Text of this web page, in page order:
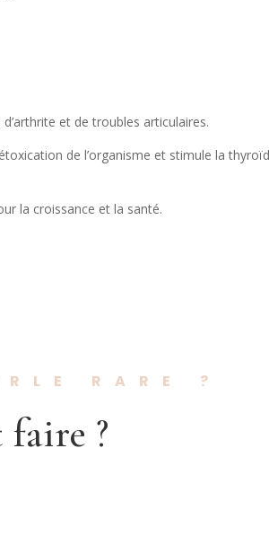
et de troubles articulaires.
de l’organisme et stimule la
la croissance et la santé.
RARE ?
?